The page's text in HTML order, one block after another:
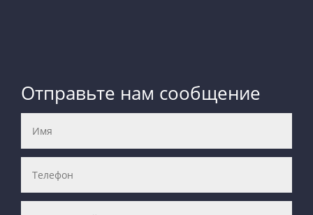
Отправьте нам сообщение